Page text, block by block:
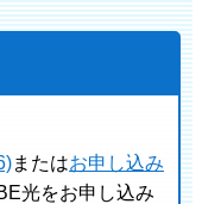
またはお申し込み
光をお申し込み